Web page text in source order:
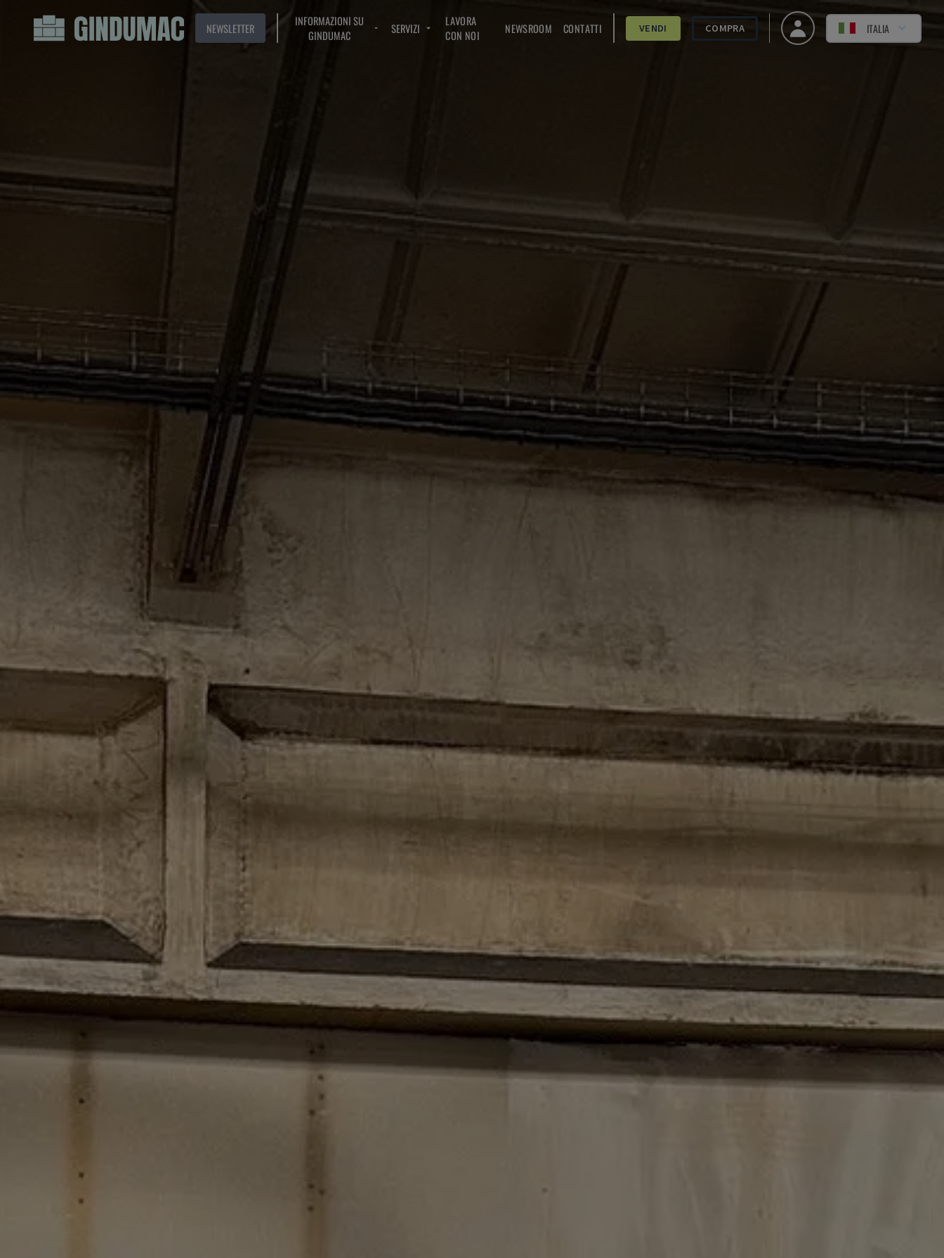
NEWSLETTER
INFORMAZIONI SU
GINDUMAC
SERVIZI
LAVORA
CON NOI
NEWSROOM CONTATTI VENDI COMPRA ITALIA